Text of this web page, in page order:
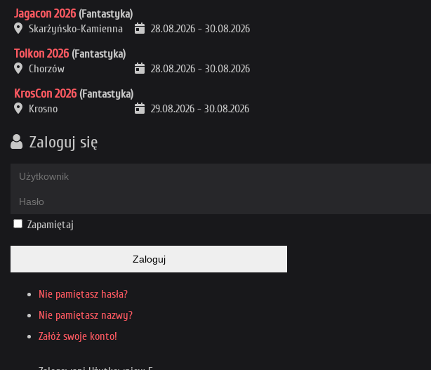
Jagacon 2026 (Fantastyka)
Skarżyńsko-Kamienna
28.08.2026 - 30.08.2026
Tolkon 2026 (Fantastyka)
Chorzów
28.08.2026 - 30.08.2026
KrosCon 2026 (Fantastyka)
Krosno
29.08.2026 - 30.08.2026
Zaloguj się
Zapamiętaj
Zaloguj
Nie pamiętasz hasła?
Nie pamiętasz nazwy?
Załóż swoje konto!